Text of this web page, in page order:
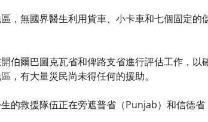
，無國界醫生利用貨車、小卡車和七個固定的
伯爾巴圖克瓦省和俾路支省進行評估工作，
，有大量災民尚未得任何的援助。
的救援隊伍正在旁遮普省（Punjab）和信德省